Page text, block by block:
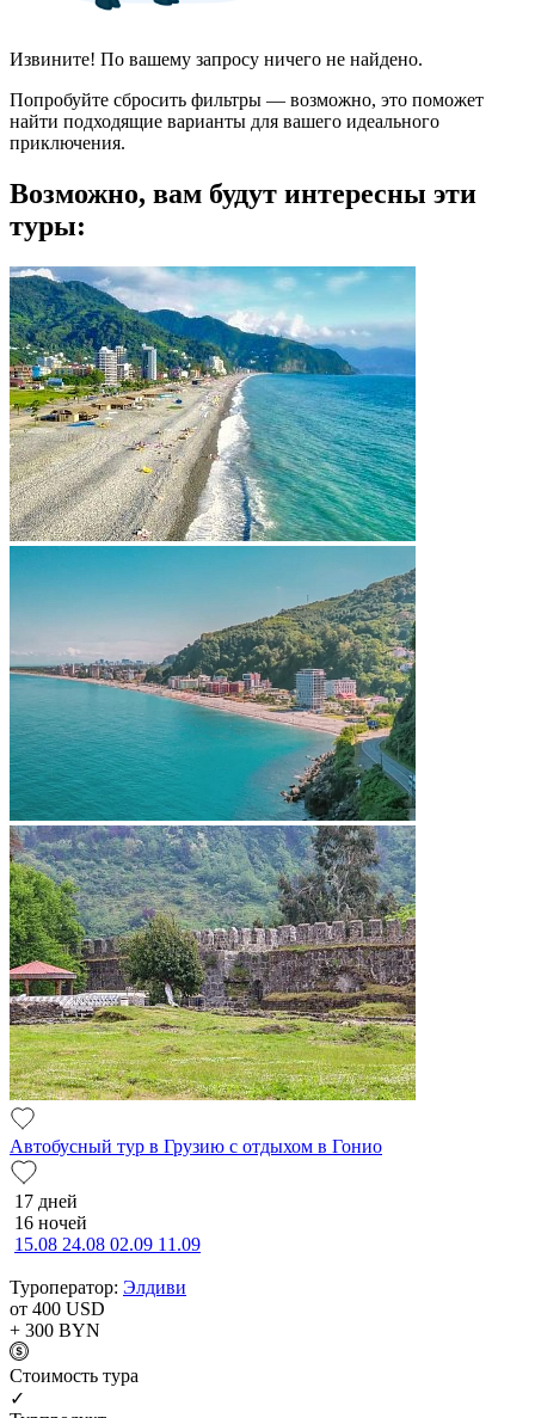
Извините! По вашему запросу ничего не найдено.
Попробуйте сбросить фильтры — возможно, это поможет
найти подходящие варианты для вашего идеального
приключения.
Возможно, вам будут интересны эти
туры:
Автобусный тур в Грузию с отдыхом в Гонио
17 дней
16 ночей
15.08 24.08 02.09 11.09
Туроператор: Элдиви
от 400 USD
+ 300 BYN
Cтоимость тура
✓